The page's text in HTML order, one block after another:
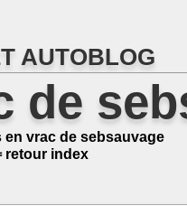
AUTOBLOG
de
en vrac de sebsauvage
retour index